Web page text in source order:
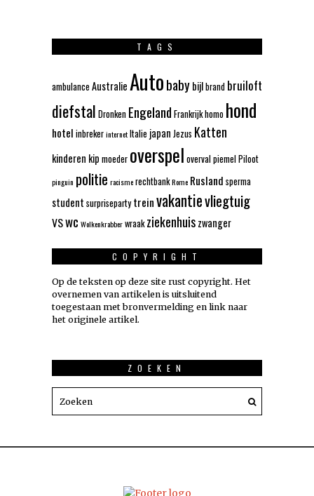
TAGS
ambulance AustralieAutobabybijlbrand bruiloft
diefstal Dronken Engeland Frankrijkhomo hond
hotel inbrekerinternetItalie japan Jezus Katten
kinderen kip moeder overspel overvalpiemelPiloot
pinguin politie racismerechtbankRome Rusland sperma
student surpriseparty treinvakantievliegtuig
VSwc Wolkenkrabberwraak ziekenhuiszwanger
COPYRIGHT
Op de teksten op deze site rust copyright. Het
overnemen van artikelen is uitsluitend
toegestaan met bronvermelding en link naar
het originele artikel.
ZOEKEN